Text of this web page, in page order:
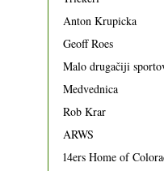
Anton Krupicka
Geoff Roes
Malo drugačiji
Medvednica
Rob Krar
ARWS
14ers Home of